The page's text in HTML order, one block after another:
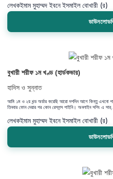
লেখকইমাম মুহাম্মদ ইবনে ইসমাইল বোখারী (র)
বুখারী শরীফ ১ম খণ্ড (হার্ডকভার)
হাদিস ও সুন্নাত
আমি ১ম ও ২য় খন্ড অর্ডার করেছি আরো দশদিন আগে কিন্তু এখনো
তিনবার ফোন দেয়ার পর কোন রেসপন্স পাইনি। অনলাইন সপিং এ সার্...
লেখকইমাম মুহাম্মদ ইবনে ইসমাইল বোখারী (র)